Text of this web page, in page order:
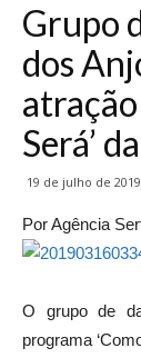
Grupo
dos
Será’
19 de julho de 2019
Por Agência
O grupo de
programa